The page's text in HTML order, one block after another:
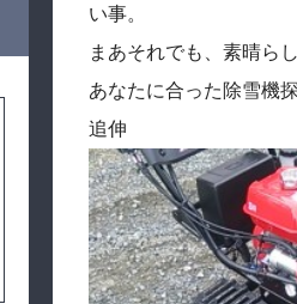
い事。
まあそれでも、素晴ら
あなたに合った除雪機
追伸